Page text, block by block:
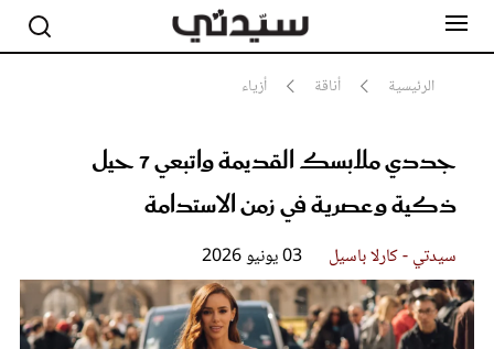
الرئيسية أناقة أزياء
جددي ملابسك القديمة واتبعي 7 حيل
ذكية وعصرية في زمن الاستدامة
سيدتي - كارلا باسيل 03 يونيو 2026
مشاهير
أناقة
جمال
سيدتي وطفلك
لايف ستايل
بلس+